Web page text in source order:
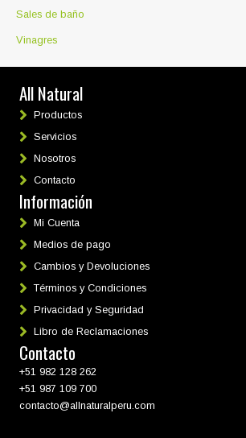
Sales de baño
Vinagres
All Natural
Productos
Servicios
Nosotros
Contacto
Información
Mi Cuenta
Medios de pago
Cambios y Devoluciones
Términos y Condiciones
Privacidad y Seguridad
Libro de Reclamaciones
Contacto
+51 982 128 262
+51 987 109 700
contacto@allnaturalperu.com